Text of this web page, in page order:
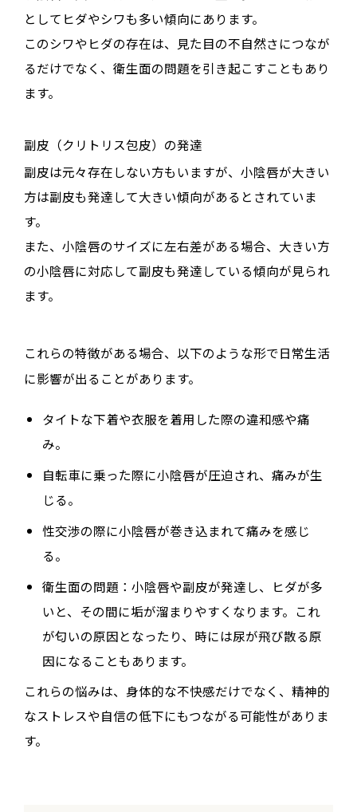
としてヒダやシワも多い傾向にあります。
このシワやヒダの存在は、見た目の不自然さにつなが
るだけでなく、衛生面の問題を引き起こすこともあり
ます。
副皮（クリトリス包皮）の発達
副皮は元々存在しない方もいますが、小陰唇が大きい
方は副皮も発達して大きい傾向があるとされていま
す。
また、小陰唇のサイズに左右差がある場合、大きい方
の小陰唇に対応して副皮も発達している傾向が見られ
ます。
これらの特徴がある場合、以下のような形で日常生活
に影響が出ることがあります。
タイトな下着や衣服を着用した際の違和感や痛
み。
自転車に乗った際に小陰唇が圧迫され、痛みが生
じる。
性交渉の際に小陰唇が巻き込まれて痛みを感じ
る。
衛生面の問題：小陰唇や副皮が発達し、ヒダが多
いと、その間に垢が溜まりやすくなります。これ
が匂いの原因となったり、時には尿が飛び散る原
因になることもあります。
これらの悩みは、身体的な不快感だけでなく、精神的
なストレスや自信の低下にもつながる可能性がありま
す。